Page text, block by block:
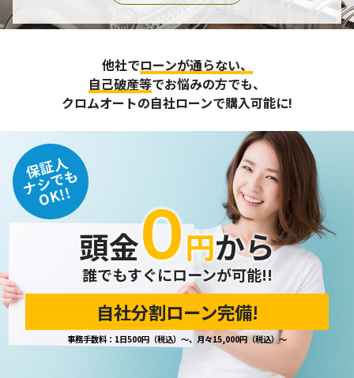
個人情報の管理
失、破壊、改ざん及び漏えいなどに対する予防ならびに是正
に努め、合理的な安全対策を講じます。
また、個人情報保護に関する法令およびその他の規範を遵守
するとともに、この方針に基づく個人情報保護規程や体制を
定め、その内容を継続的に見直し、改善に努めます。
個人情報の訂正･削除・開示
ご本人から、登録されている個人情報について訂正・削除・
開示の請求があった場合は、迅速に対応いたします。
当ホームページが保有する個人情報の取り扱い、および訂
正・削除・開示等に関するお問い合わせ先は、以下の通りで
個人情報保護担当窓口
当社の「個人情報の取扱い」に関するお問い合わせは、下記
他社でローンが通らない、
自己破産等でお悩みの方でも、
クロムオートの自社ローンで購入可能に!
保証人
ナシでも
OK!!
頭金０円から
誰でもすぐにローンが可能!!
自社分割ローン完備!
事務手数料：1日500円（税込）～、月々15,000円（税込）～